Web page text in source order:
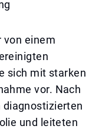
von einem
sich mit starken
vor. Nach
diagnostizierten
und leiteten